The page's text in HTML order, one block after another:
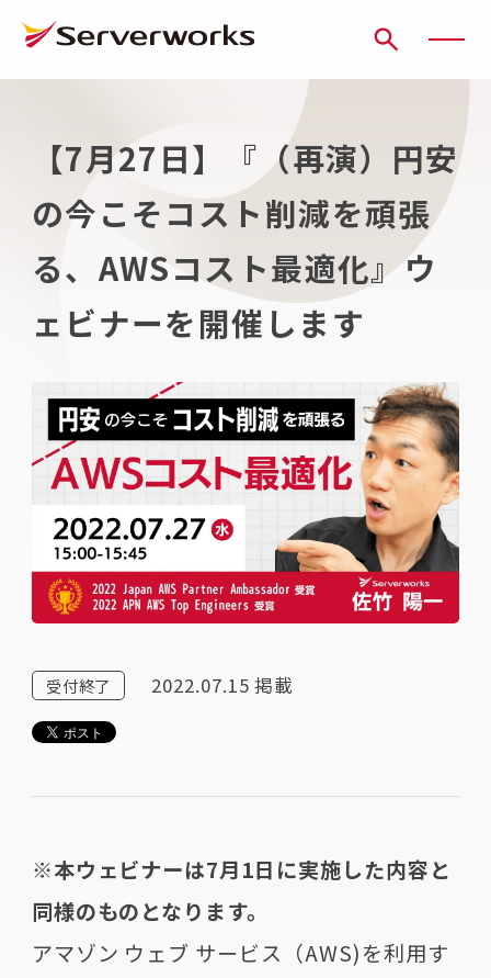
【7月27日】『（再演）円安
の今こそコスト削減を頑張
る、AWSコスト最適化』ウ
ェビナーを開催します
受付終了 2022.07.15 掲載
※本ウェビナーは7月1日に実施した内容と
同様のものとなります。
アマゾン ウェブ サービス（AWS)を利用す